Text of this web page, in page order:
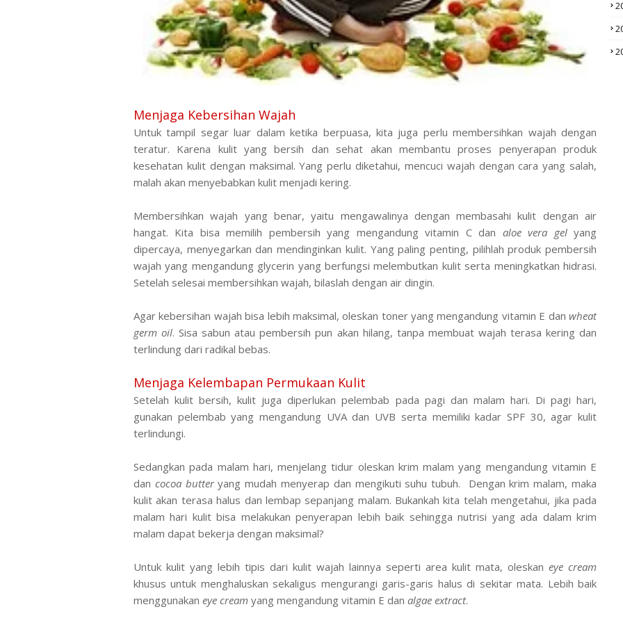
Menjaga Kebersihan Wajah
Untuk tampil segar luar dalam ketika berpuasa, kita juga perlu membersihkan wajah dengan
teratur. Karena kulit yang bersih dan sehat akan membantu proses penyerapan produk
kesehatan kulit dengan maksimal. Yang perlu diketahui, mencuci wajah dengan cara yang salah,
malah akan menyebabkan kulit menjadi kering.
Membersihkan wajah yang benar, yaitu mengawalinya dengan membasahi kulit dengan air
hangat. Kita bisa memilih pembersih yang mengandung vitamin C dan aloe vera gelyang
dipercaya, menyegarkan dan mendinginkan kulit. Yang paling penting, pilihlah produk pembersih
wajah yang mengandung glycerin yang berfungsi melembutkan kulit serta meningkatkan hidrasi.
Setelah selesai membersihkan wajah, bilaslah dengan air dingin.
Agar kebersihan wajah bisa lebih maksimal, oleskan toner yang mengandung vitamin E dan wheat
germ oil. Sisa sabun atau pembersih pun akan hilang, tanpa membuat wajah terasa kering dan
terlindung dari radikal bebas.
Menjaga Kelembapan Permukaan Kulit
Setelah kulit bersih, kulit juga diperlukan pelembab pada pagi dan malam hari. Di pagi hari,
gunakan pelembab yang mengandung UVA dan UVB serta memiliki kadar SPF 30, agar kulit
terlindungi.
Sedangkan pada malam hari, menjelang tidur oleskan krim malam yang mengandung vitamin E
dan cocoa butteryang mudah menyerap dan mengikuti suhu tubuh. Dengan krim malam, maka
kulit akan terasa halus dan lembap sepanjang malam. Bukankah kita telah mengetahui, jika pada
malam hari kulit bisa melakukan penyerapan lebih baik sehingga nutrisi yang ada dalam krim
malam dapat bekerja dengan maksimal?
Untuk kulit yang lebih tipis dari kulit wajah lainnya seperti area kulit mata, oleskan eye cream
khusus untuk menghaluskan sekaligus mengurangi garis-garis halus di sekitar mata. Lebih baik
menggunakan eye cream yang mengandung vitamin E dan algae extract.